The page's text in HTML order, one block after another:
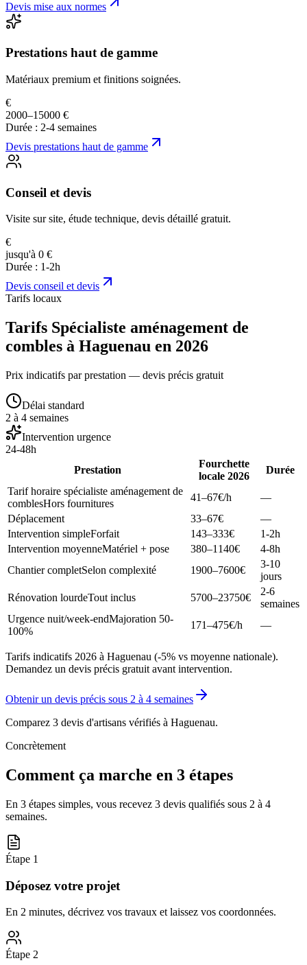
Devis mise aux normes
Prestations haut de gamme
Matériaux premium et finitions soignées.
€
2000–15000 €
Durée : 2-4 semaines
Devis prestations haut de gamme
Conseil et devis
Visite sur site, étude technique, devis détaillé gratuit.
€
jusqu'à 0 €
Durée : 1-2h
Devis conseil et devis
Tarifs locaux
Tarifs Spécialiste aménagement de
combles à Haguenau en 2026
Prix indicatifs par prestation — devis précis gratuit
Délai standard
2 à 4 semaines
Intervention urgence
24-48h
Prestation
Fourchette
locale 2026
Durée
Tarif horaire spécialiste aménagement de
comblesHors fournitures
41–67€/h
—
Déplacement
33–67€
—
Intervention simpleForfait 143–333€
1-2h
Intervention moyenneMatériel + pose 380–1140€
4-8h
Chantier completSelon complexité 1900–7600€
3-10
jours
Rénovation lourdeTout inclus 5700–23750€
2-6
semaines
Urgence nuit/week-endMajoration 50-
100%
171–475€/h —
Tarifs indicatifs 2026 à Haguenau (-5% vs moyenne nationale).
Demandez un devis précis gratuit avant intervention.
Obtenir un devis précis sous 2 à 4 semaines
Comparez 3 devis d'artisans vérifiés à Haguenau.
Concrètement
Comment ça marche en 3 étapes
En 3 étapes simples, vous recevez 3 devis qualifiés sous 2 à 4
semaines.
Étape 1
Déposez votre projet
En 2 minutes, décrivez vos travaux et laissez vos coordonnées.
Étape 2